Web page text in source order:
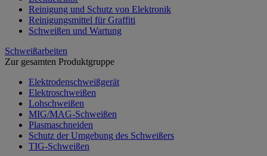
Reinigung und Schutz von Elektronik
Reinigungsmittel für Graffiti
Schweißen und Wartung
Schweißarbeiten
Zur gesamten Produktgruppe
Elektrodenschweißgerät
Elektroschweißen
Lohschweißen
MIG/MAG-Schweißen
Plasmaschneiden
Schutz der Umgebung des Schweißers
TIG-Schweißen